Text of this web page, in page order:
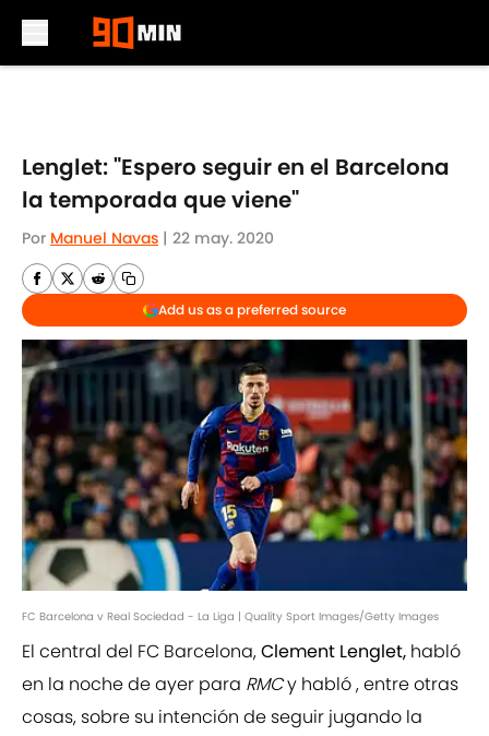
Lenglet: "Espero seguir en el Barcelona
la temporada que viene"
Por Manuel Navas | 22 may. 2020
Add us as a preferred source
FC Barcelona v Real Sociedad - La Liga | Quality Sport Images/Getty Images
El central del FC Barcelona,Clement Lenglet, habló
en la noche de ayer para RMCy habló , entre otras
cosas, sobre su intención de seguir jugando la